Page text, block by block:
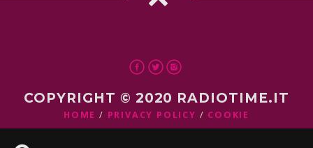
COPYRIGHT © 2020 RADIOTIME.IT
HOME PRIVACY POLICY COOKIE